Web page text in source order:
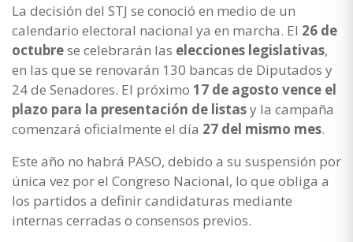
La decisión del STJ se conoció en medio de un
calendario electoral nacional ya en marcha. El 26 de
octubrese celebrarán las elecciones legislativas,
en las que se renovarán 130 bancas de Diputados y
24 de Senadores. El próximo 17 de agosto vence el
plazo para la presentación de listasy la campaña
comenzará oficialmente el día 27 del mismo mes.
Este año no habrá PASO, debido a su suspensión por
única vez por el Congreso Nacional, lo que obliga a
los partidos a definir candidaturas mediante
internas cerradas o consensos previos.